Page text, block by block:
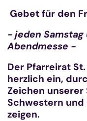
Gebet für den
- jeden Samstag
Abendmesse -
Der Pfarreirat
herzlich ein,
Zeichen
Schwestern und
zeigen.